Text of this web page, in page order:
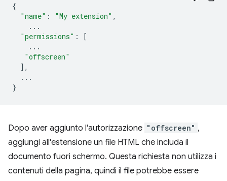
{
"name" : "My extension" ,
...
"permissions" :
[
...
"offscreen"
],
...
}
Dopo aver aggiunto l'autorizzazione "offscreen" ,
aggiungi all'estensione un file HTML che includa il
documento fuori schermo. Questa richiesta non utilizza i
contenuti della pagina, quindi il file potrebbe essere